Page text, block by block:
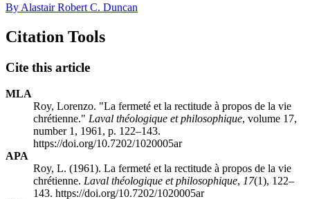
By Alastair Robert C. Duncan
Citation Tools
Cite this article
MLA
Roy, Lorenzo. "La fermeté et la rectitude à propos de la vie
chrétienne." Laval théologique et philosophique, volume 17,
number 1, 1961, p. 122–143.
https://doi.org/10.7202/1020005ar
APA
Roy, L. (1961). La fermeté et la rectitude à propos de la vie
chrétienne. Laval théologique et philosophique, 17(1), 122–
143. https://doi.org/10.7202/1020005ar